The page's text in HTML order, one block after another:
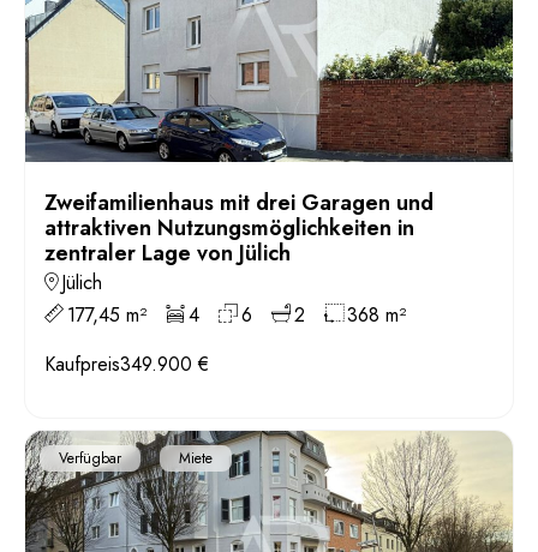
Zweifamilienhaus mit drei Garagen und
attraktiven Nutzungsmöglichkeiten in
zentraler Lage von Jülich
Jülich
177,45 m²
4 6 2
368 m²
Kaufpreis349.900 €
Verfügbar Miete